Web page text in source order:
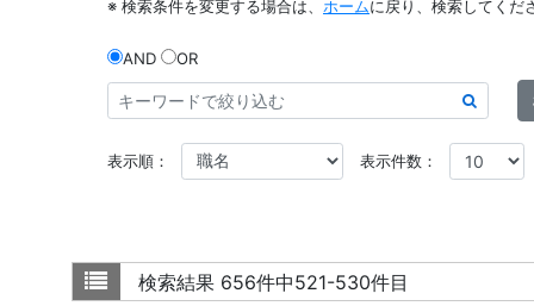
※ 検索条件を変更する場合は、 ホームに戻り、検索してくだ
AND OR
表示順： 表示件数：
検索結果 656件中521-530件目